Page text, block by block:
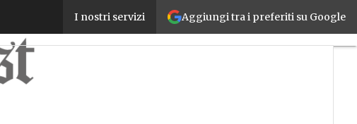
Aggiungi tra i preferiti su Google
I nostri servizi
Le imprese italiane tra le più robotizzate in